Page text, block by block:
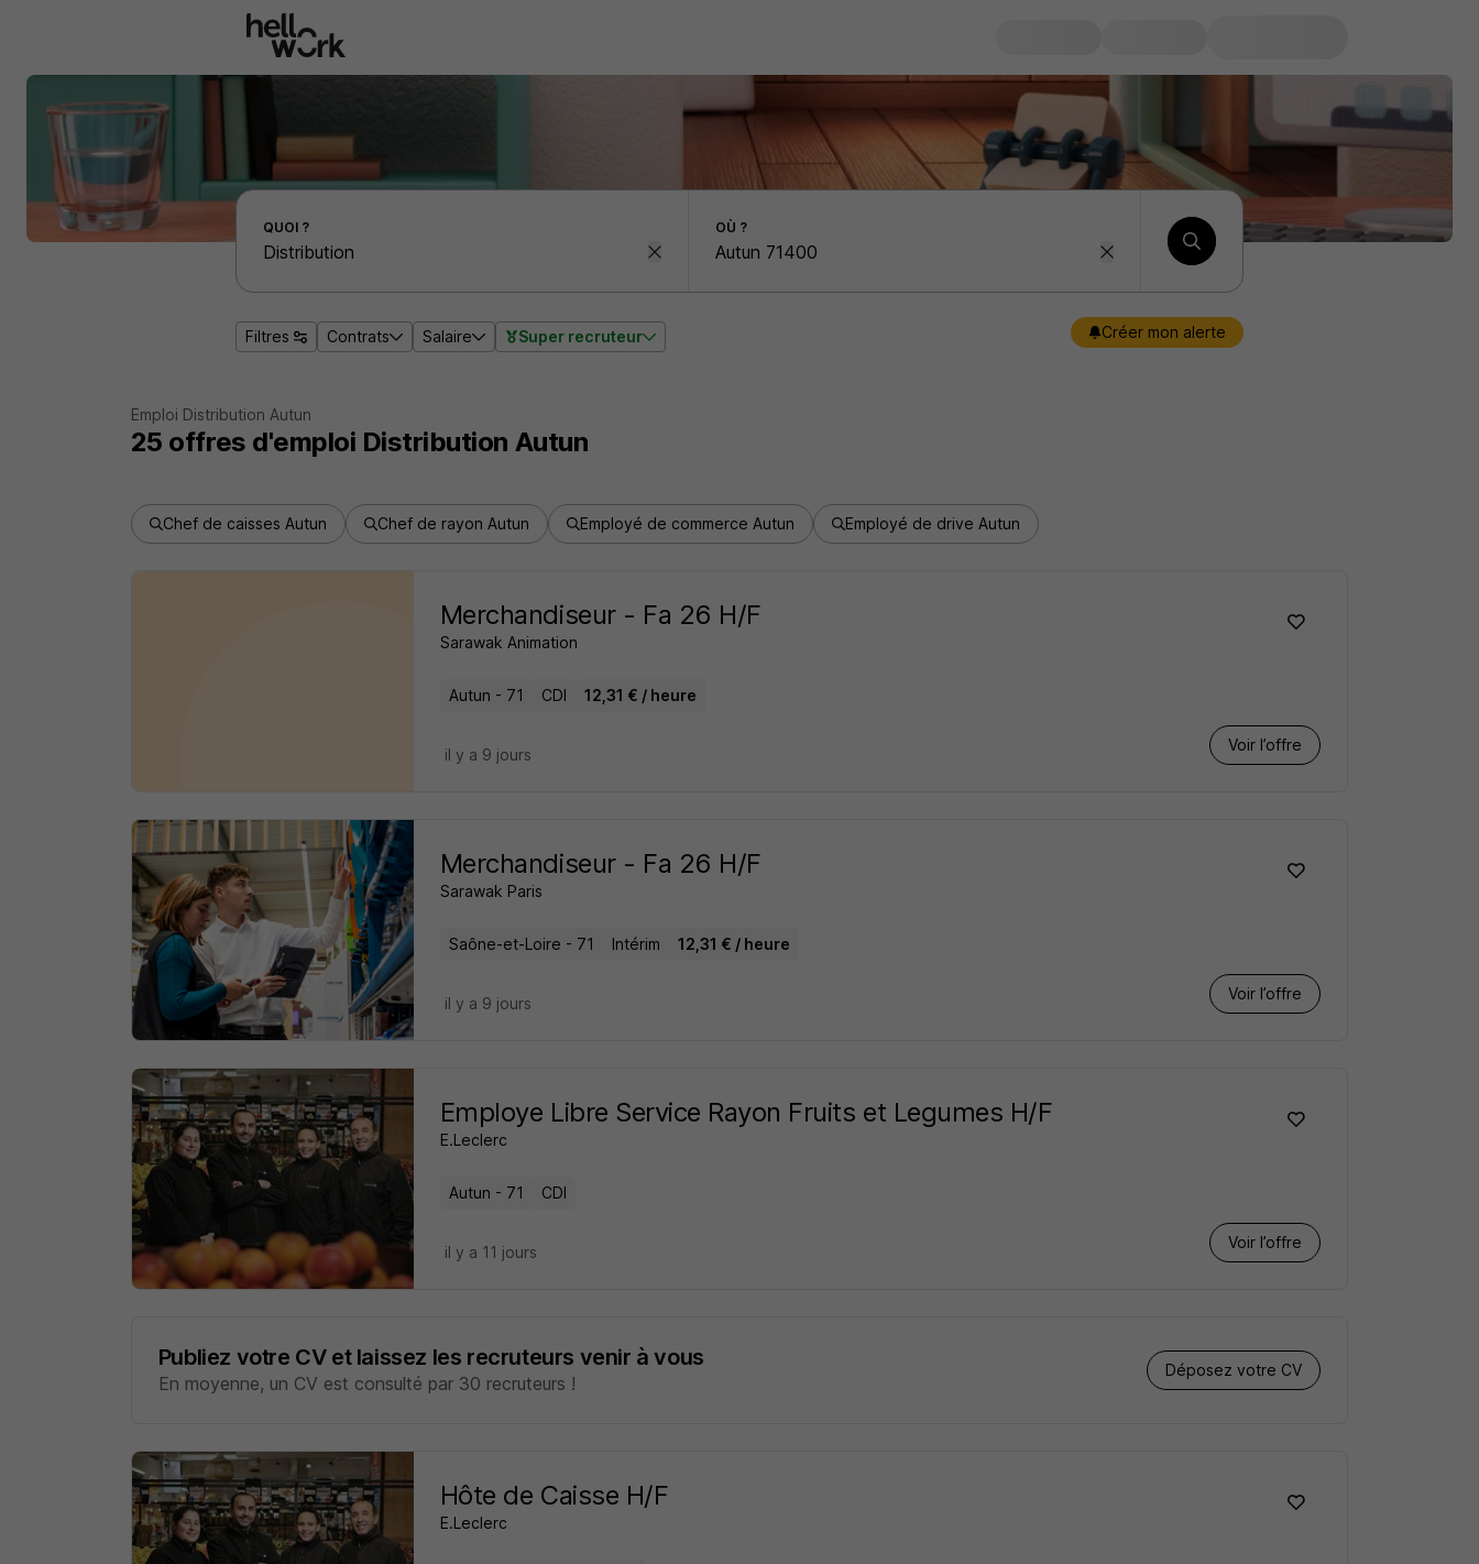
Effectuer une recherche d'emploi par localité
QUOI ? OÙ ?
Filtres Contrats Salaire Super recruteur Créer mon alerte
Emploi Distribution Autun
25 offres d'emploi Distribution Autun
Chef de caisses Autun Chef de rayon Autun Employé de commerce Autun Employé de drive Autun
Merchandiseur - Fa 26 H/F
Sarawak Animation
Autun - 71 CDI 12,31 € / heure
Voir l’offre
il y a 9 jours
Merchandiseur - Fa 26 H/F
Sarawak Paris
Saône-et-Loire - 71 Intérim 12,31 € / heure
Voir l’offre
il y a 9 jours
Employe Libre Service Rayon Fruits et Legumes H/F
E.Leclerc
Autun - 71 CDI
Voir l’offre
il y a 11 jours
Publiez votre CV et laissez les recruteurs venir à vous
En moyenne, un CV est consulté par 30 recruteurs !
Déposez votre CV
Hôte de Caisse H/F
E.Leclerc